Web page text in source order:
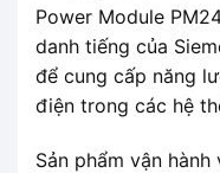
Power Module
danh tiếng của
để cung cấp năng
điện trong các hệ
Sản phẩm vận